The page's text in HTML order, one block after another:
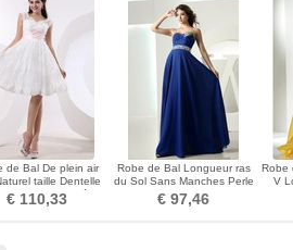
de Bal De plein air
taille Dentelle
Col Entaillé
€ 110,33
Robe de Bal Longueur ras
du Sol Sans Manches Perle
Mousseline de soie
€ 97,46
Robe
V